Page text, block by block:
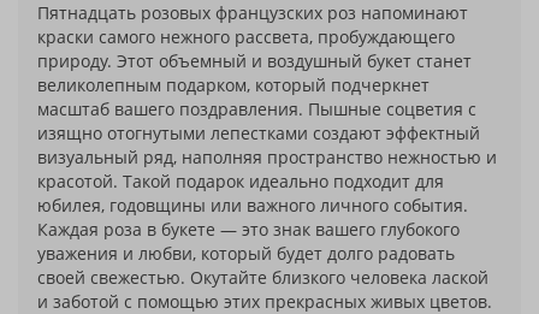
Пятнадцать розовых французских роз напоминают
краски самого нежного рассвета, пробуждающего
природу. Этот объемный и воздушный букет станет
великолепным подарком, который подчеркнет
масштаб вашего поздравления. Пышные соцветия с
изящно отогнутыми лепестками создают эффектный
визуальный ряд, наполняя пространство нежностью и
красотой. Такой подарок идеально подходит для
юбилея, годовщины или важного личного события.
Каждая роза в букете — это знак вашего глубокого
уважения и любви, который будет долго радовать
своей свежестью. Окутайте близкого человека лаской
и заботой с помощью этих прекрасных живых цветов.